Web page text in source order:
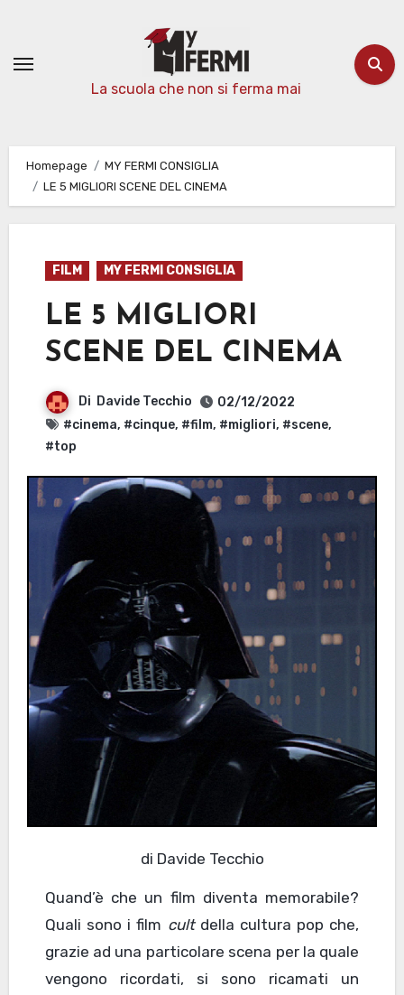
contenuto
La scuola che non si ferma mai
Homepage
MY FERMI CONSIGLIA
LE 5 MIGLIORI SCENE DEL CINEMA
FILM MY FERMI CONSIGLIA
LE 5 MIGLIORI
SCENE DEL CINEMA
Di Davide Tecchio
02/12/2022
#cinema, #cinque, #film, #migliori, #scene,
#top
di Davide Tecchio
Quand’è che un film diventa memorabile?
Quali sono i film cult della cultura pop che,
grazie ad una particolare scena per la quale
vengono ricordati, si sono ricamati un